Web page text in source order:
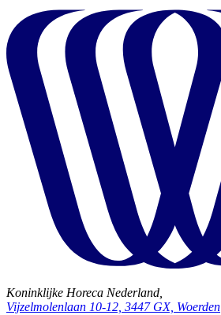
Koninklijke Horeca Nederland,
Vijzelmolenlaan 10-12, 3447 GX, Woerden